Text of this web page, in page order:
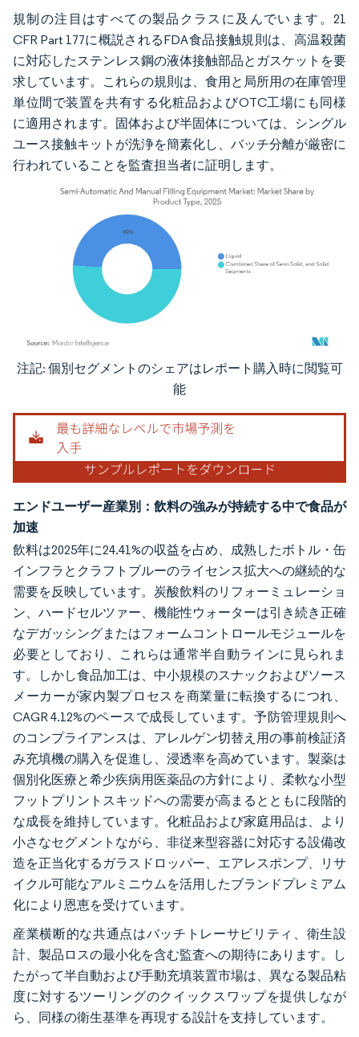
規制の注目はすべての製品クラスに及んでいます。21
CFR Part 177に概説されるFDA食品接触規則は、高温殺菌
に対応したステンレス鋼の液体接触部品とガスケットを要
求しています。これらの規則は、食用と局所用の在庫管理
単位間で装置を共有する化粧品およびOTC工場にも同様
に適用されます。固体および半固体については、シングル
ユース接触キットが洗浄を簡素化し、バッチ分離が厳密に
行われていることを監査担当者に証明します。
画像 © Mordor Intelligence。再利用にはCC BY 4.0の表示が必要です。
注記: 個別セグメントのシェアはレポート購入時に閲覧可
能
エンドユーザー産業別：飲料の強みが持続する中で食品が
加速
飲料は2025年に24.41%の収益を占め、成熟したボトル・缶
インフラとクラフトブルーのライセンス拡大への継続的な
需要を反映しています。炭酸飲料のリフォーミュレーショ
ン、ハードセルツァー、機能性ウォーターは引き続き正確
なデガッシングまたはフォームコントロールモジュールを
必要としており、これらは通常半自動ラインに見られま
す。しかし食品加工は、中小規模のスナックおよびソース
メーカーが家内製プロセスを商業量に転換するにつれ、
CAGR 4.12%のペースで成長しています。予防管理規則へ
のコンプライアンスは、アレルゲン切替え用の事前検証済
み充填機の購入を促進し、浸透率を高めています。製薬は
個別化医療と希少疾病用医薬品の方針により、柔軟な小型
フットプリントスキッドへの需要が高まるとともに段階的
な成長を維持しています。化粧品および家庭用品は、より
小さなセグメントながら、非従来型容器に対応する設備改
造を正当化するガラスドロッパー、エアレスポンプ、リサ
イクル可能なアルミニウムを活用したブランドプレミアム
化により恩恵を受けています。
産業横断的な共通点はバッチトレーサビリティ、衛生設
計、製品ロスの最小化を含む監査への期待にあります。し
たがって半自動および手動充填装置市場は、異なる製品粘
度に対するツーリングのクイックスワップを提供しなが
ら、同様の衛生基準を再現する設計を支持しています。